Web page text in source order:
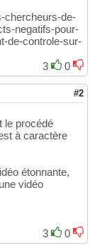
chercheurs-de-
negatifs-pour-
de-controle-sur-
3
0
#2
le procédé
à caractère
étonnante,
vidéo
3
0